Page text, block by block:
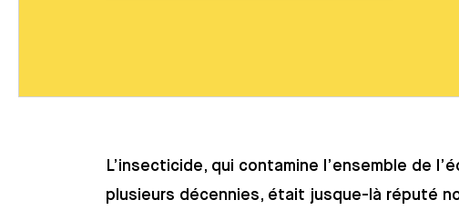
L’insecticide, qui contamine l’ensemble de
plusieurs décennies, était jusque-là réputé